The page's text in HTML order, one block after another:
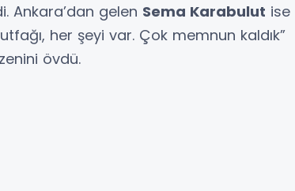
Ankara’dan gelen Sema Karabulut ise
her şeyi var. Çok memnun kaldık”
övdü.